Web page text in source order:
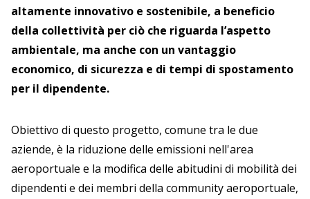
altamente innovativo e sostenibile, a beneficio
della collettività per ciò che riguarda l’aspetto
ambientale, ma anche con un vantaggio
economico, di sicurezza e di tempi di spostamento
per il dipendente.
Obiettivo di questo progetto, comune tra le due
aziende, è la riduzione delle emissioni nell'area
aeroportuale e la modifica delle abitudini di mobilità dei
dipendenti e dei membri della community aeroportuale,